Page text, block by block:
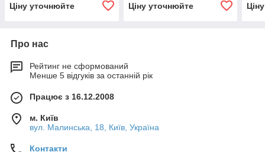
Ціну уточнюйте
Ціну уточнюйте
Про нас
Рейтинг не сформований
Менше 5 відгуків за останній рік
Працює з 16.12.2008
м. Київ
вул. Малинська, 18, Київ, Україна
Контакти